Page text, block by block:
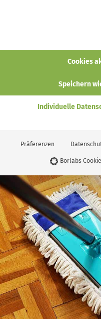
Raum gut
keine Bodenwischer mit
auf geölten und
und
Cookies
Speichern
Individuelle
Präferenzen
Borlabs